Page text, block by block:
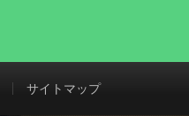
サイトマップ